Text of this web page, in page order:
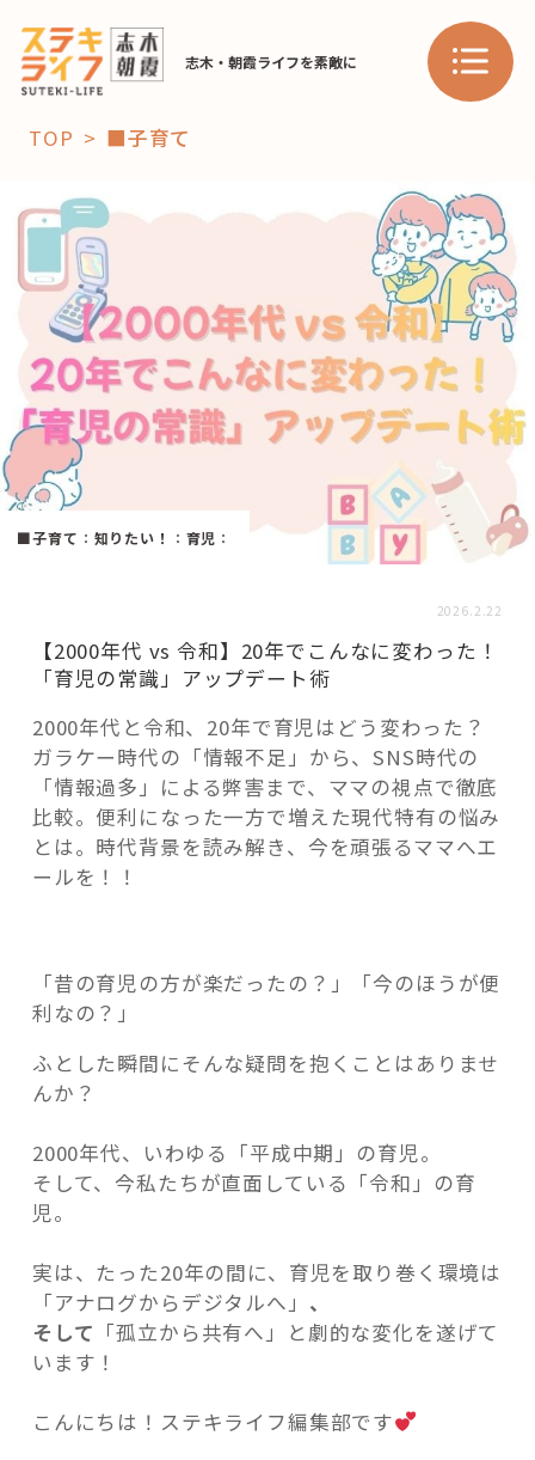
志木・朝霞ライフを素敵に
「コト」
暮らし
おすすめ
スポット 学び・教育
「場」
HAREL HAREL
活用事例
「モノ」
「ひと」
TOP ■子育て
■子育て ： 知りたい！ ： 育児 ：
2026.2.22
【2000年代 vs 令和】20年でこんなに変わった！
「育児の常識」アップデート術
2000年代と令和、20年で育児はどう変わった？
ガラケー時代の「情報不足」から、SNS時代の
「情報過多」による弊害まで、ママの視点で徹底
比較。便利になった一方で増えた現代特有の悩み
とは。時代背景を読み解き、今を頑張るママへエ
ールを！！
「昔の育児の方が楽だったの？」「今のほうが便
利なの？」
ふとした瞬間にそんな疑問を抱くことはありませ
んか？
2000年代、いわゆる「平成中期」の育児。
そして、今私たちが直面している「令和」の育
児。
実は、たった20年の間に、育児を取り巻く環境は
「アナログからデジタルへ」 、
そして 「孤立から共有へ」と劇的な変化を遂げて
います！
こんにちは！ステキライフ編集部です